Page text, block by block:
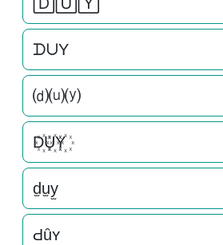
ᗪᑌY
⒟⒰⒴
D꙰U꙰Y꙰
d̫u̫y̫
Ԁȗʏ